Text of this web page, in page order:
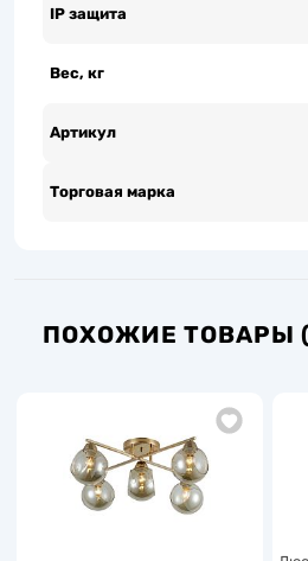
IP защита
Вес, кг
Артикул
Торговая марка
ПОХОЖИЕ ТОВАРЫ